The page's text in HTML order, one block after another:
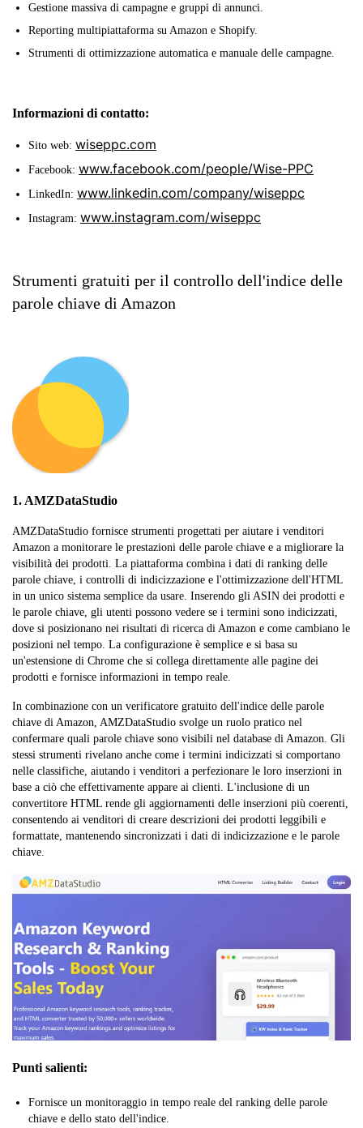
Gestione massiva di campagne e gruppi di annunci.
Reporting multipiattaforma su Amazon e Shopify.
Strumenti di ottimizzazione automatica e manuale delle campagne.
Informazioni di contatto:
Sito web: wiseppc.com
Facebook: www.facebook.com/people/Wise-PPC
LinkedIn: www.linkedin.com/company/wiseppc
Instagram: www.instagram.com/wiseppc
Strumenti gratuiti per il controllo dell'indice delle
parole chiave di Amazon
1. AMZDataStudio
AMZDataStudio fornisce strumenti progettati per aiutare i venditori
Amazon a monitorare le prestazioni delle parole chiave e a migliorare la
visibilità dei prodotti. La piattaforma combina i dati di ranking delle
parole chiave, i controlli di indicizzazione e l'ottimizzazione dell'HTML
in un unico sistema semplice da usare. Inserendo gli ASIN dei prodotti e
le parole chiave, gli utenti possono vedere se i termini sono indicizzati,
dove si posizionano nei risultati di ricerca di Amazon e come cambiano le
posizioni nel tempo. La configurazione è semplice e si basa su
un'estensione di Chrome che si collega direttamente alle pagine dei
prodotti e fornisce informazioni in tempo reale.
In combinazione con un verificatore gratuito dell'indice delle parole
chiave di Amazon, AMZDataStudio svolge un ruolo pratico nel
confermare quali parole chiave sono visibili nel database di Amazon. Gli
stessi strumenti rivelano anche come i termini indicizzati si comportano
nelle classifiche, aiutando i venditori a perfezionare le loro inserzioni in
base a ciò che effettivamente appare ai clienti. L'inclusione di un
convertitore HTML rende gli aggiornamenti delle inserzioni più coerenti,
consentendo ai venditori di creare descrizioni dei prodotti leggibili e
formattate, mantenendo sincronizzati i dati di indicizzazione e le parole
chiave.
Punti salienti:
Fornisce un monitoraggio in tempo reale del ranking delle parole
chiave e dello stato dell'indice.